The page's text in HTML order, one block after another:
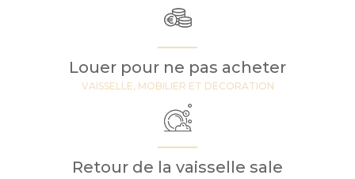
Louer pour ne pas acheter
VAISSELLE, MOBILIER ET DECORATION
Retour de la vaisselle sale